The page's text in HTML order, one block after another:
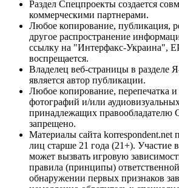
Раздел Спецпроекты создается
коммерческими партнерами.
Любое копирование, публикация,
другое распространение
ссылку на "Интерфакс-Украина",
воспрещается.
Владелец веб-страницы в разделе
является автор публикации.
Любое копирование, перепечатка и
фотографий и/или
принадлежащих правообладателю
запрещено.
Материалы сайта korrespondent.net
лиц старше 21 года (21+). Участие
может вызвать игровую
правила (принципы)
обнаружении первых признаков